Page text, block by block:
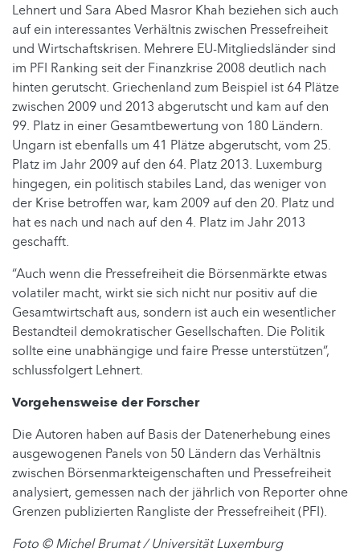
Lehnert und Sara Abed Masror Khah beziehen sich auch
auf ein interessantes Verhältnis zwischen Pressefreiheit
und Wirtschaftskrisen. Mehrere EU-Mitgliedsländer sind
im PFI Ranking seit der Finanzkrise 2008 deutlich nach
hinten gerutscht. Griechenland zum Beispiel ist 64 Plätze
zwischen 2009 und 2013 abgerutscht und kam auf den
99. Platz in einer Gesamtbewertung von 180 Ländern.
Ungarn ist ebenfalls um 41 Plätze abgerutscht, vom 25.
Platz im Jahr 2009 auf den 64. Platz 2013. Luxemburg
hingegen, ein politisch stabiles Land, das weniger von
der Krise betroffen war, kam 2009 auf den 20. Platz und
hat es nach und nach auf den 4. Platz im Jahr 2013
geschafft.
“Auch wenn die Pressefreiheit die Börsenmärkte etwas
volatiler macht, wirkt sie sich nicht nur positiv auf die
Gesamtwirtschaft aus, sondern ist auch ein wesentlicher
Bestandteil demokratischer Gesellschaften. Die Politik
sollte eine unabhängige und faire Presse unterstützen”,
schlussfolgert Lehnert.
Vorgehensweise der Forscher
Die Autoren haben auf Basis der Datenerhebung eines
ausgewogenen Panels von 50 Ländern das Verhältnis
zwischen Börsenmarkteigenschaften und Pressefreiheit
analysiert, gemessen nach der jährlich von Reporter ohne
Grenzen publizierten Rangliste der Pressefreiheit (PFI).
Foto © Michel Brumat / Universität Luxemburg